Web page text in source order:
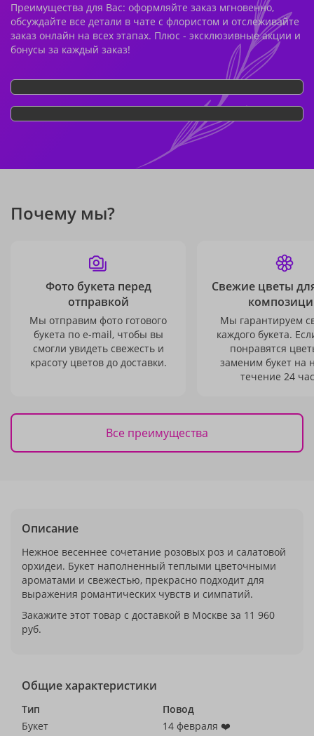
Преимущества для Вас: оформляйте заказ мгновенно,
обсуждайте все детали в чате с флористом и отслеживайте
заказ онлайн на всех этапах. Плюс - эксклюзивные акции и
бонусы за каждый заказ!
Почему мы?
Фото букета перед
отправкой
Мы отправим фото готового
букета по e-mail, чтобы вы
смогли увидеть свежесть и
красоту цветов до доставки.
Свежие цветы
Мы гарантируем
каждого букета.
понравятся
заменим букет на
течение 24
Все преимущества
Описание
Нежное весеннее сочетание розовых роз и салатовой
орхидеи. Букет наполненный теплыми цветочными
ароматами и свежестью, прекрасно подходит для
выражения романтических чувств и симпатий.
Закажите этот товар с доставкой в Москве за 11 960
руб.
Общие характеристики
Тип
Букет
Повод
14 февраля ❤️